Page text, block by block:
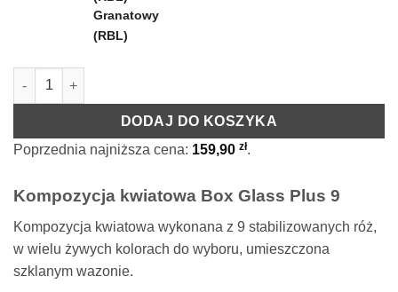
Granatowy
(RBL)
ilość Kompozycja Box Glass Plus 9
DODAJ DO KOSZYKA
Poprzednia najniższa cena: 159,90 zł.
Kompozycja kwiatowa Box Glass Plus 9
Kompozycja kwiatowa wykonana z 9 stabilizowanych róż,
w wielu żywych kolorach do wyboru, umieszczona
szklanym wazonie.